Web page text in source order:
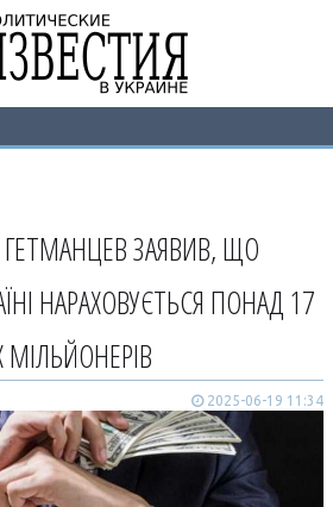
ГЕТМАНЦЕВ ЗАЯВИВ, ЩО
НАРАХОВУЄТЬСЯ ПОНАД 17
2025-06-19 11:34